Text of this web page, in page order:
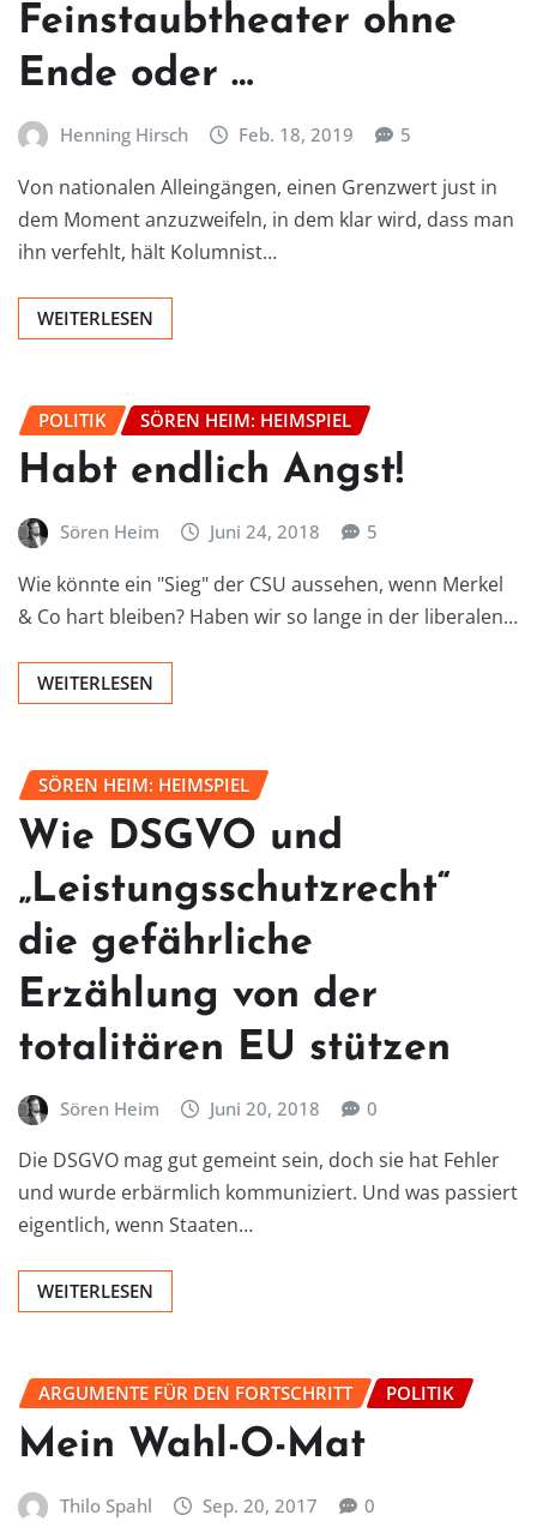
Feinstaubtheater ohne
Ende oder …
Henning Hirsch Feb. 18, 2019 5
Von nationalen Alleingängen, einen Grenzwert just in
dem Moment anzuzweifeln, in dem klar wird, dass man
ihn verfehlt, hält Kolumnist…
WEITERLESEN
POLITIK SÖREN HEIM: HEIMSPIEL
Habt endlich Angst!
Sören Heim Juni 24, 2018 5
Wie könnte ein "Sieg" der CSU aussehen, wenn Merkel
& Co hart bleiben? Haben wir so lange in der liberalen…
WEITERLESEN
SÖREN HEIM: HEIMSPIEL
Wie DSGVO und
„Leistungsschutzrecht“
die gefährliche
Erzählung von der
totalitären EU stützen
Sören Heim Juni 20, 2018 0
Die DSGVO mag gut gemeint sein, doch sie hat Fehler
und wurde erbärmlich kommuniziert. Und was passiert
eigentlich, wenn Staaten…
WEITERLESEN
ARGUMENTE FÜR DEN FORTSCHRITT POLITIK
Mein Wahl-O-Mat
Thilo Spahl Sep. 20, 2017 0